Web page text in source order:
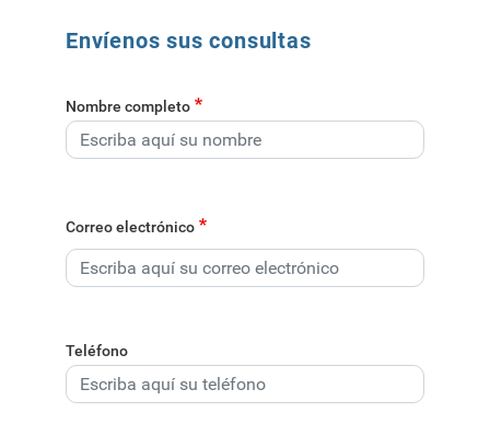
Envíenos sus consultas
Nombre completo
Correo electrónico
Teléfono